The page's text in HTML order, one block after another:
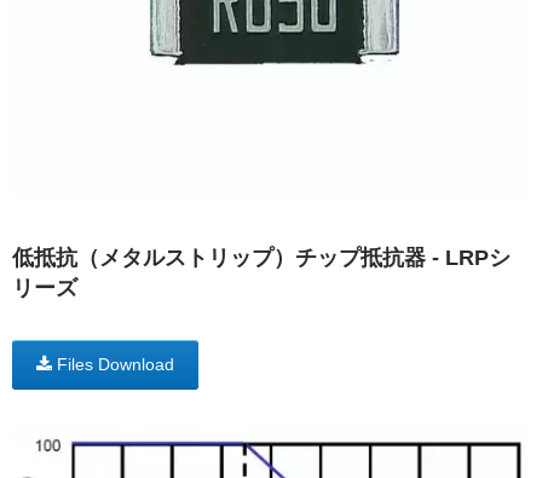
低抵抗（メタルストリップ）チップ抵抗器 - LRPシ
リーズ
Files Download